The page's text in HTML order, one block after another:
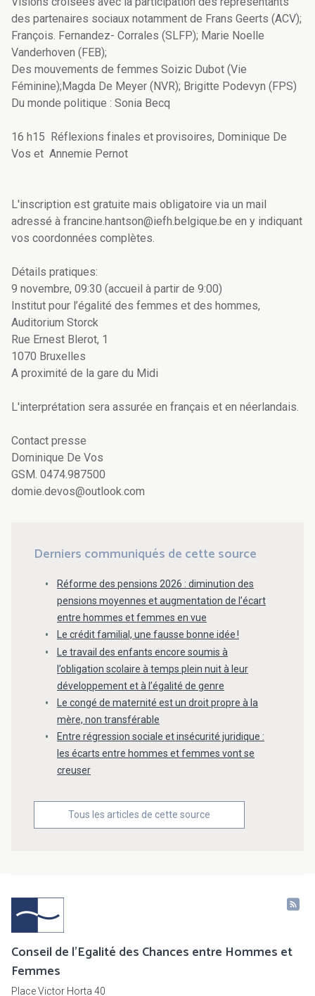
des partenaires sociaux notamment de Frans Geerts (ACV);
François. Fernandez- Corrales (SLFP); Marie Noelle
Vanderhoven (FEB);
Des mouvements de femmes Soizic Dubot (Vie
Féminine);Magda De Meyer (NVR); Brigitte Podevyn (FPS)
Du monde politique : Sonia Becq
16 h15 Réflexions finales et provisoires, Dominique De
Vos et Annemie Pernot
L'inscription est gratuite mais obligatoire via un mail
adressé à francine.hantson@iefh.belgique.be en y indiquant
vos coordonnées complètes.
Détails pratiques:
9 novembre, 09:30 (accueil à partir de 9:00)
Institut pour l’égalité des femmes et des hommes,
Auditorium Storck
Rue Ernest Blerot, 1
1070 Bruxelles
A proximité de la gare du Midi
L'interprétation sera assurée en français et en néerlandais.
Contact presse
Dominique De Vos
GSM. 0474.987500
domie.devos@outlook.com
Derniers communiqués de cette source
Réforme des pensions 2026 : diminution des
pensions moyennes et augmentation de l’écart
entre hommes et femmes en vue
Le crédit familial, une fausse bonne idée !
Le travail des enfants encore soumis à
l’obligation scolaire à temps plein nuit à leur
développement et à l’égalité de genre
Le congé de maternité est un droit propre à la
mère, non transférable
Entre régression sociale et insécurité juridique :
les écarts entre hommes et femmes vont se
creuser
Tous les articles de cette source
Conseil de l'Egalité des Chances entre Hommes et
Femmes
Place Victor Horta 40